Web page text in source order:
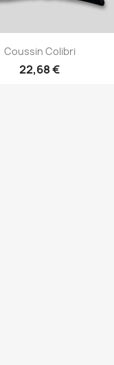
Aperçu rapide
Coussin Colibri
22,68 €